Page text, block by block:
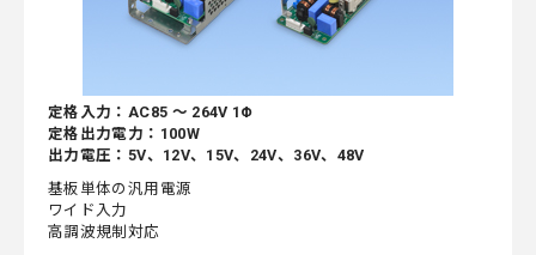
定格入力：AC85 ～ 264V 1Φ
定格出力電力：100W
出力電圧：5V、12V、15V、24V、36V、48V
基板単体の汎用電源
ワイド入力
高調波規制対応